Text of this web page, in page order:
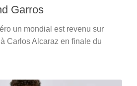
Garros
un mondial est revenu sur
à Carlos Alcaraz en finale du